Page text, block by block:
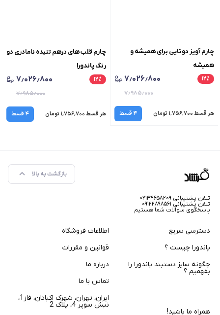
چارم آویز دوتایی برای همیشه و
همیشه
۱۲٪ ۷٫۰۲۶٫۸۰۰
۷٫۹۸۵٫۰۰۰
هر قسط ۱٬۷۵۶٬۷۰۰ تومان ۴ قسط
چارم قلب های درهم تنیده نامادری دو
رنگ پاندورا
۱۲٪ ۷٫۰۲۶٫۸۰۰
۷٫۹۸۵٫۰۰۰
هر قسط ۱٬۷۵۶٬۷۰۰ تومان ۴ قسط
بازگشت به بالا
تلفن پشتیبانی ۰۲۱۴۴۶۵۸۲۰۹
تلفن پشتیبانی ۰۹۱۲۲۸۹۸۵۶۱
پاسخگوی سوالات شما هستیم
دسترسی سریع
پاندورا چیست ؟
چگونه سایز دستبند پاندورا را
بفهمیم ؟
اطلاعات فروشگاه
قوانین و مقررات
درباره ما
تماس با ما
ایران، تهران، شهرک اکباتان، فاز1،
نبش سوپر 4، پلاک 2
همراه ما باشید!